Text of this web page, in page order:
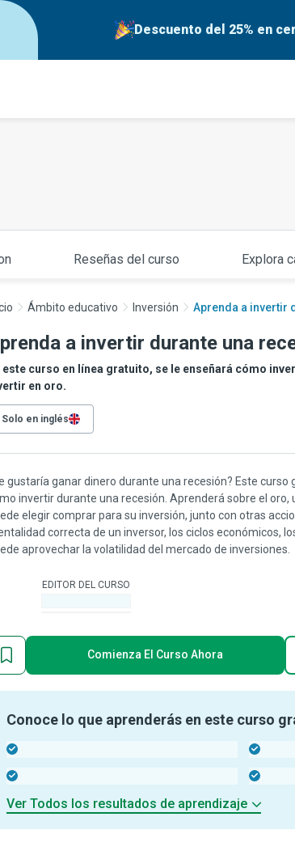
Descuento del 25% en
Reseñas del curso Explora
Ámbito educativo Inversión Aprenda a invertir
a invertir durante una
este curso en línea gratuito, se le enseñará cómo
en oro.
Solo en inglés
gustaría ganar dinero durante una recesión? Este
invertir durante una recesión. Aprenderá sobre el
elegir comprar para su inversión, junto con otras
correcta de un inversor, los ciclos económicos,
aprovechar la volatilidad del mercado de inversiones.
EDITOR DEL CURSO
Comienza El Curso Ahora
Conoce lo que aprenderás en este curso
Ver Todos los resultados de aprendizaje